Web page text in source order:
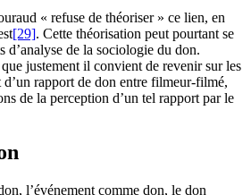
« refuse de théoriser » ce lien, en
[29]. Cette théorisation peut pourtant se
d’analyse de la sociologie du don.
justement il convient de revenir sur les
rapport de don entre filmeur-filmé,
de la perception d’un tel rapport par le
l’événement comme don, le don